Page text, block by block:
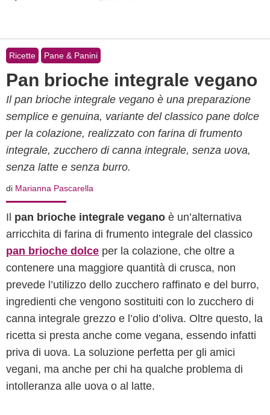
Ricette Pane & Panini
Pan brioche integrale vegano
Il pan brioche integrale vegano è una preparazione
semplice e genuina, variante del classico pane dolce
per la colazione, realizzato con farina di frumento
integrale, zucchero di canna integrale, senza uova,
senza latte e senza burro.
di Marianna Pascarella
Il pan brioche integrale vegano è un’alternativa
arricchita di farina di frumento integrale del classico
pan brioche dolce per la colazione, che oltre a
contenere una maggiore quantità di crusca, non
prevede l’utilizzo dello zucchero raffinato e del burro,
ingredienti che vengono sostituiti con lo zucchero di
canna integrale grezzo e l’olio d’oliva. Oltre questo, la
ricetta si presta anche come vegana, essendo infatti
priva di uova. La soluzione perfetta per gli amici
vegani, ma anche per chi ha qualche problema di
intolleranza alle uova o al latte.